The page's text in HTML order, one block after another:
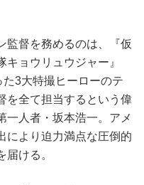
督を務めるのは、『仮
ョウリュウジャー』
た3大特撮ヒーローのテ
を全て担当するという偉
一人者・坂本浩一。アメ
により迫力満点な圧倒的
ける。